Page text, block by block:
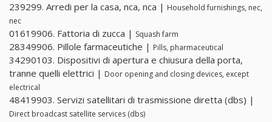
239299. Arredi per la casa, nca, nca | Household furnishings, nec,
nec
01619906. Fattoria di zucca | Squash farm
28349906. Pillole farmaceutiche | Pills, pharmaceutical
34290103. Dispositivi di apertura e chiusura della porta,
tranne quelli elettrici | Door opening and closing devices, except
electrical
48419903. Servizi satellitari di trasmissione diretta (dbs) |
Direct broadcast satellite services (dbs)